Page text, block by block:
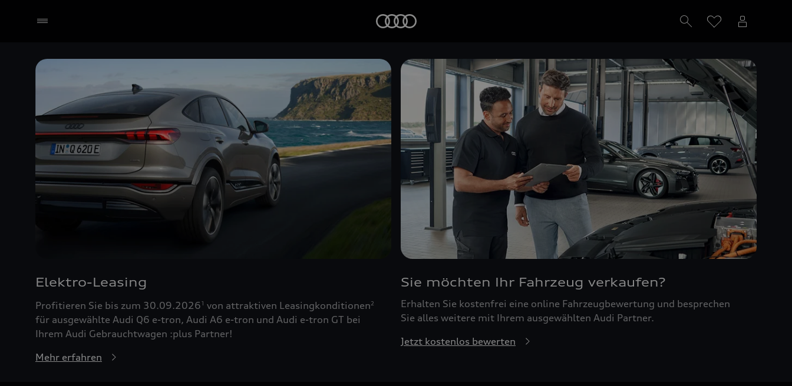
Elektro-Leasing
Profitieren Sie bis zum 30.09.20261 von attraktiven Leasingkonditionen2
für ausgewählte Audi Q6 e-tron, Audi A6 e-tron und Audi e-tron GT bei
Ihrem Audi Gebrauchtwagen :plus Partner!
Mehr erfahren
Sie möchten Ihr Fahrzeug verkaufen?
Erhalten Sie kostenfrei eine online Fahrzeugbewertung und besprechen
Sie alles weitere mit Ihrem ausgewählten Audi Partner.
Jetzt kostenlos bewerten